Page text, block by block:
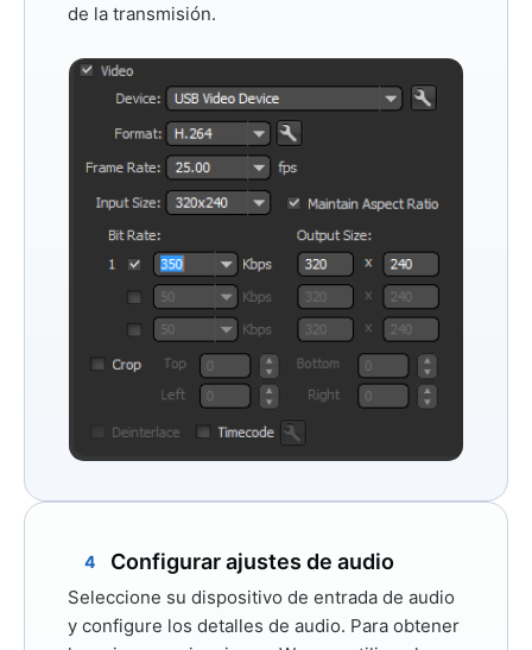
de la transmisión.
4 Configurar ajustes de audio
Seleccione su dispositivo de entrada de audio
y configure los detalles de audio. Para obtener